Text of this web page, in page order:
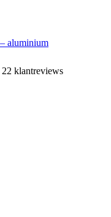
aluminium
22 klantreviews